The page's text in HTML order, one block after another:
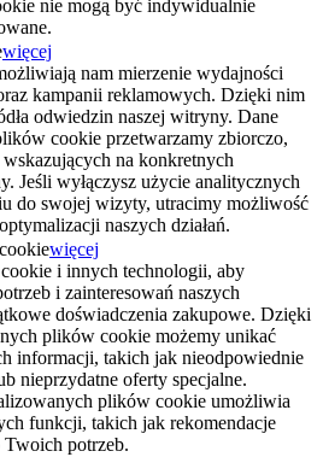
nie mogą być indywidualnie
więcej
nam mierzenie wydajności
kampanii reklamowych. Dzięki nim
odwiedzin naszej witryny. Dane
cookie przetwarzamy zbiorczo,
na konkretnych
Jeśli wyłączysz użycie analitycznych
do swojej wizyty, utracimy możliwość
naszych działań.
więcej
i innych technologii, aby
i zainteresowań naszych
doświadczenia zakupowe. Dzięki
plików cookie możemy unikać
informacji, takich jak nieodpowiednie
nieprzydatne oferty specjalne.
plików cookie umożliwia
funkcji, takich jak rekomendacje
potrzeb.